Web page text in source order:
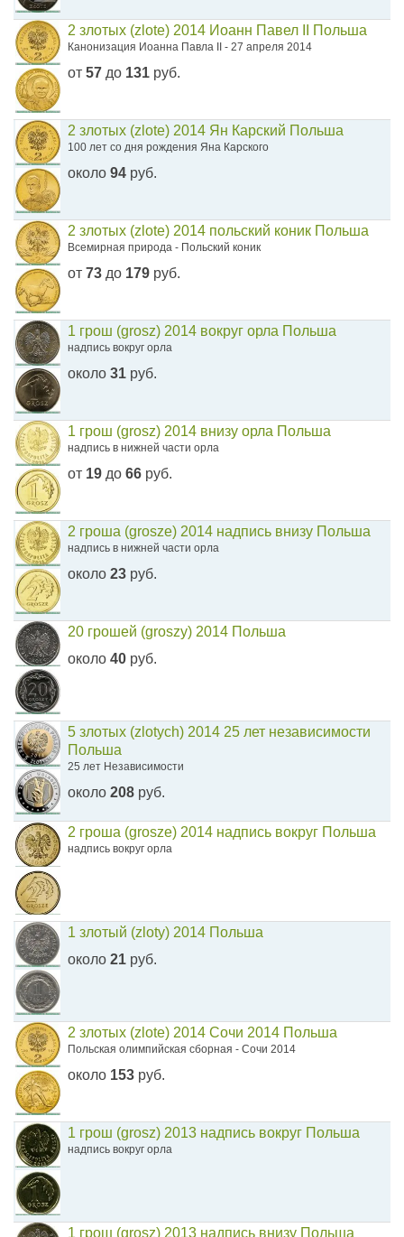
2 злотых (zlote) 2014 Иоанн Павел II Польша
Канонизация Иоанна Павла II - 27 апреля 2014
от 57 до 131 руб.
2 злотых (zlote) 2014 Ян Карский Польша
100 лет со дня рождения Яна Карского
около 94 руб.
2 злотых (zlote) 2014 польский коник Польша
Всемирная природа - Польский коник
от 73 до 179 руб.
1 грош (grosz) 2014 вокруг орла Польша
надпись вокруг орла
около 31 руб.
1 грош (grosz) 2014 внизу орла Польша
надпись в нижней части орла
от 19 до 66 руб.
2 гроша (grosze) 2014 надпись внизу Польша
надпись в нижней части орла
около 23 руб.
20 грошей (groszy) 2014 Польша
около 40 руб.
5 злотых (zlotych) 2014 25 лет независимости
Польша
25 лет Независимости
около 208 руб.
2 гроша (grosze) 2014 надпись вокруг Польша
надпись вокруг орла
1 злотый (zloty) 2014 Польша
около 21 руб.
2 злотых (zlote) 2014 Сочи 2014 Польша
Польская олимпийская сборная - Сочи 2014
около 153 руб.
1 грош (grosz) 2013 надпись вокруг Польша
надпись вокруг орла
1 грош (grosz) 2013 надпись внизу Польша